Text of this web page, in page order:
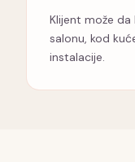
Klijent može
salonu, kod
instalacije.